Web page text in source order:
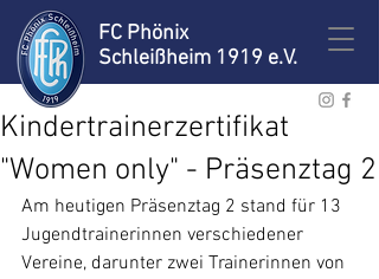
FC Phönix
Schleißheim 1919 e.V.
Kindertrainerzertifikat
"Women only" - Präsenztag 2
Am heutigen Präsenztag 2 stand für 13
Jugendtrainerinnen verschiedener
Vereine, darunter zwei Trainerinnen von